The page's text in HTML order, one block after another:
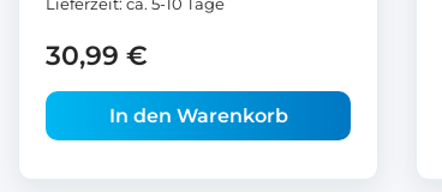
Lieferzeit: ca. 5-10 Tage
30,99 €
In den Warenkorb